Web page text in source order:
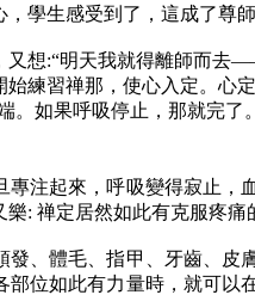
學生感受到了，這成了尊
又想:“明天我就得離師而去
練習禅那，使心入定。心
。如果呼吸停止，那就完
專注起來，呼吸變得寂止，
: 禅定居然如此有克服疼痛
、體毛、指甲、牙齒、
位如此有力量時，就可以